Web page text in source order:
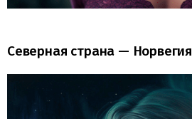
Северная страна — Норвегия